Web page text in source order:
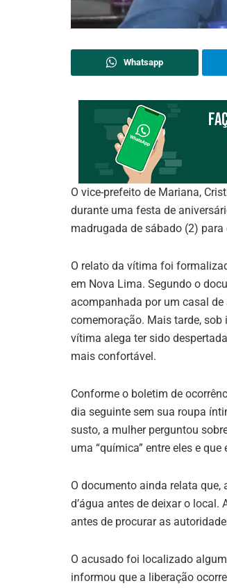
Whatsapp
O vice-prefeito de Mariana,
durante uma festa de
madrugada de sábado (2)
O relato da vítima foi
em Nova Lima. Segundo o
acompanhada por um casal
comemoração. Mais tarde,
vítima alega ter sido
mais confortável.
Conforme o boletim de
dia seguinte sem sua roupa
susto, a mulher perguntou
uma “química” entre eles e
O documento ainda relata que,
d’água antes de deixar o
antes de procurar as
O acusado foi localizado
informou que a liberação